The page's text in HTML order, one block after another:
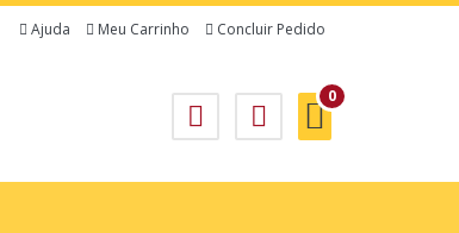
Ajuda Meu Carrinho Concluir Pedido
0